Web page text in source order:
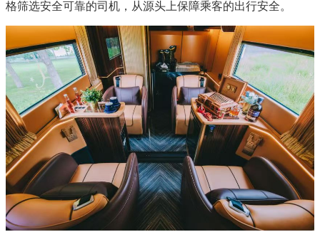
格筛选安全可靠的司机，从源头上保障乘客的出行安全。